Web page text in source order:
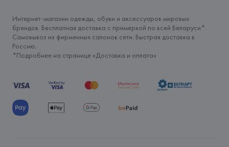
Интернет-магазин одежды, обуви и аксессуаров мировых
брендов. Бесплатная доставка с примеркой по всей Беларуси*.
Самовывоз из фирменных салонов сети. Быстрая доставка в
Россию.
*Подробнее на странице «Доставка и оплата»